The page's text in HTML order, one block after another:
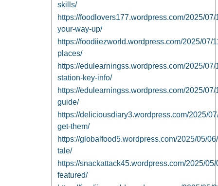
skills/
https://foodlovers177.wordpress.com/2025/
your-way-up/
https://foodiiezworld.wordpress.com/2025/
places/
https://edulearningss.wordpress.com/2025/
station-key-info/
https://edulearningss.wordpress.com/2025/
guide/
https://deliciousdiary3.wordpress.com/2025/
get-them/
https://globalfood5.wordpress.com/2025/05/
tale/
https://snackattack45.wordpress.com/2025/
featured/